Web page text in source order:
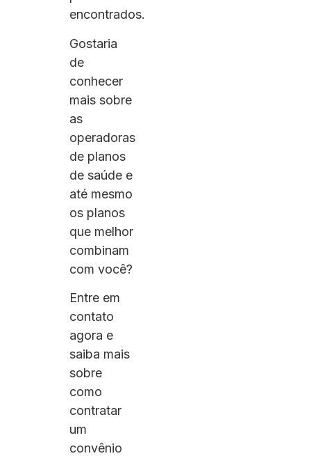
encontrados.
Gostaria
de
conhecer
mais sobre
as
operadoras
de planos
de saúde e
até mesmo
os planos
que melhor
combinam
com você?
Entre em
contato
agora e
saiba mais
sobre
como
contratar
um
convênio